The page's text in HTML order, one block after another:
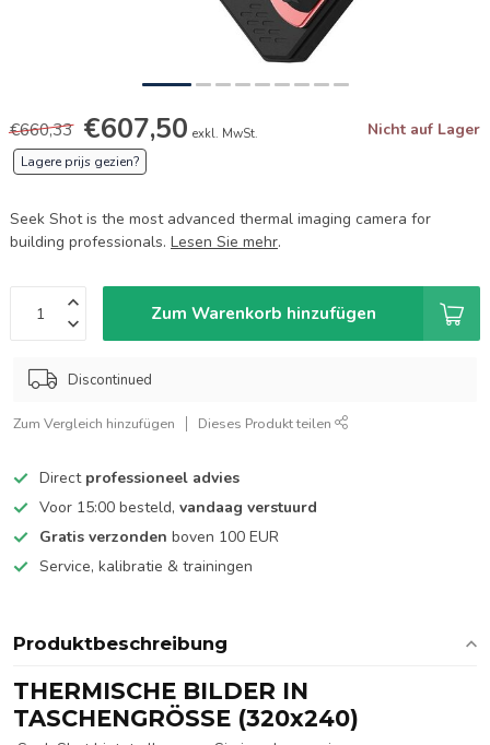
€660,33 €607,50 exkl. MwSt. Nicht auf Lager
Lagere prijs gezien?
Seek Shot is the most advanced thermal imaging camera for
building professionals. Lesen Sie mehr.
Zum Warenkorb hinzufügen
Discontinued
Zum Vergleich hinzufügen Dieses Produkt teilen
Direct professioneel advies
Voor 15:00 besteld, vandaag verstuurd
Gratis verzonden boven 100 EUR
Service, kalibratie & trainingen
Produktbeschreibung
THERMISCHE BILDER IN
TASCHENGRÖSSE (320x240)